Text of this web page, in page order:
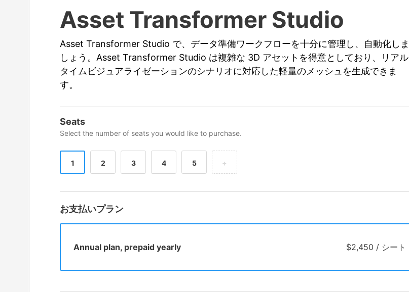
Asset Transformer Studio
Asset Transformer Studio で、データ準備ワークフローを十分に管理し、自動化しま
しょう。Asset Transformer Studio は複雑な 3D アセットを得意としており、リアル
タイムビジュアライゼーションのシナリオに対応した軽量のメッシュを生成できま
す。
Seats
Select the number of seats you would like to purchase.
1 2 3 4 5 +
お支払いプラン
Annual plan, prepaid yearly $2,450 / シート